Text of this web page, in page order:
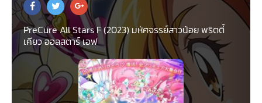
PreCure All Stars F (2023) มหัศจรรย์สาวน้อย พริตตี้
เคียว ออลสตาร์ เอฟ